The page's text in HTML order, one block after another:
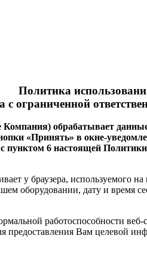
Политика
с ограниченной
обрабатывает
«Принять» в окне-
пунктом 6 настоящей
у браузера, используемого
оборудовании, дату и время
работоспособности
Вам целевой